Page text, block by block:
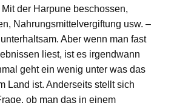
der Harpune beschossen,
Nahrungsmittelvergiftung usw. –
Aber wenn man fast
liest, ist es irgendwann
geht ein wenig unter was das
Land ist. Anderseits stellt sich
ob man das in einem